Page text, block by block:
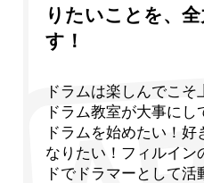
りたいことを、
す！
ドラムは楽しんでこ
ドラム教室が大事にし
ドラムを始めたい！
なりたい！フィルイン
ドでドラマーとして